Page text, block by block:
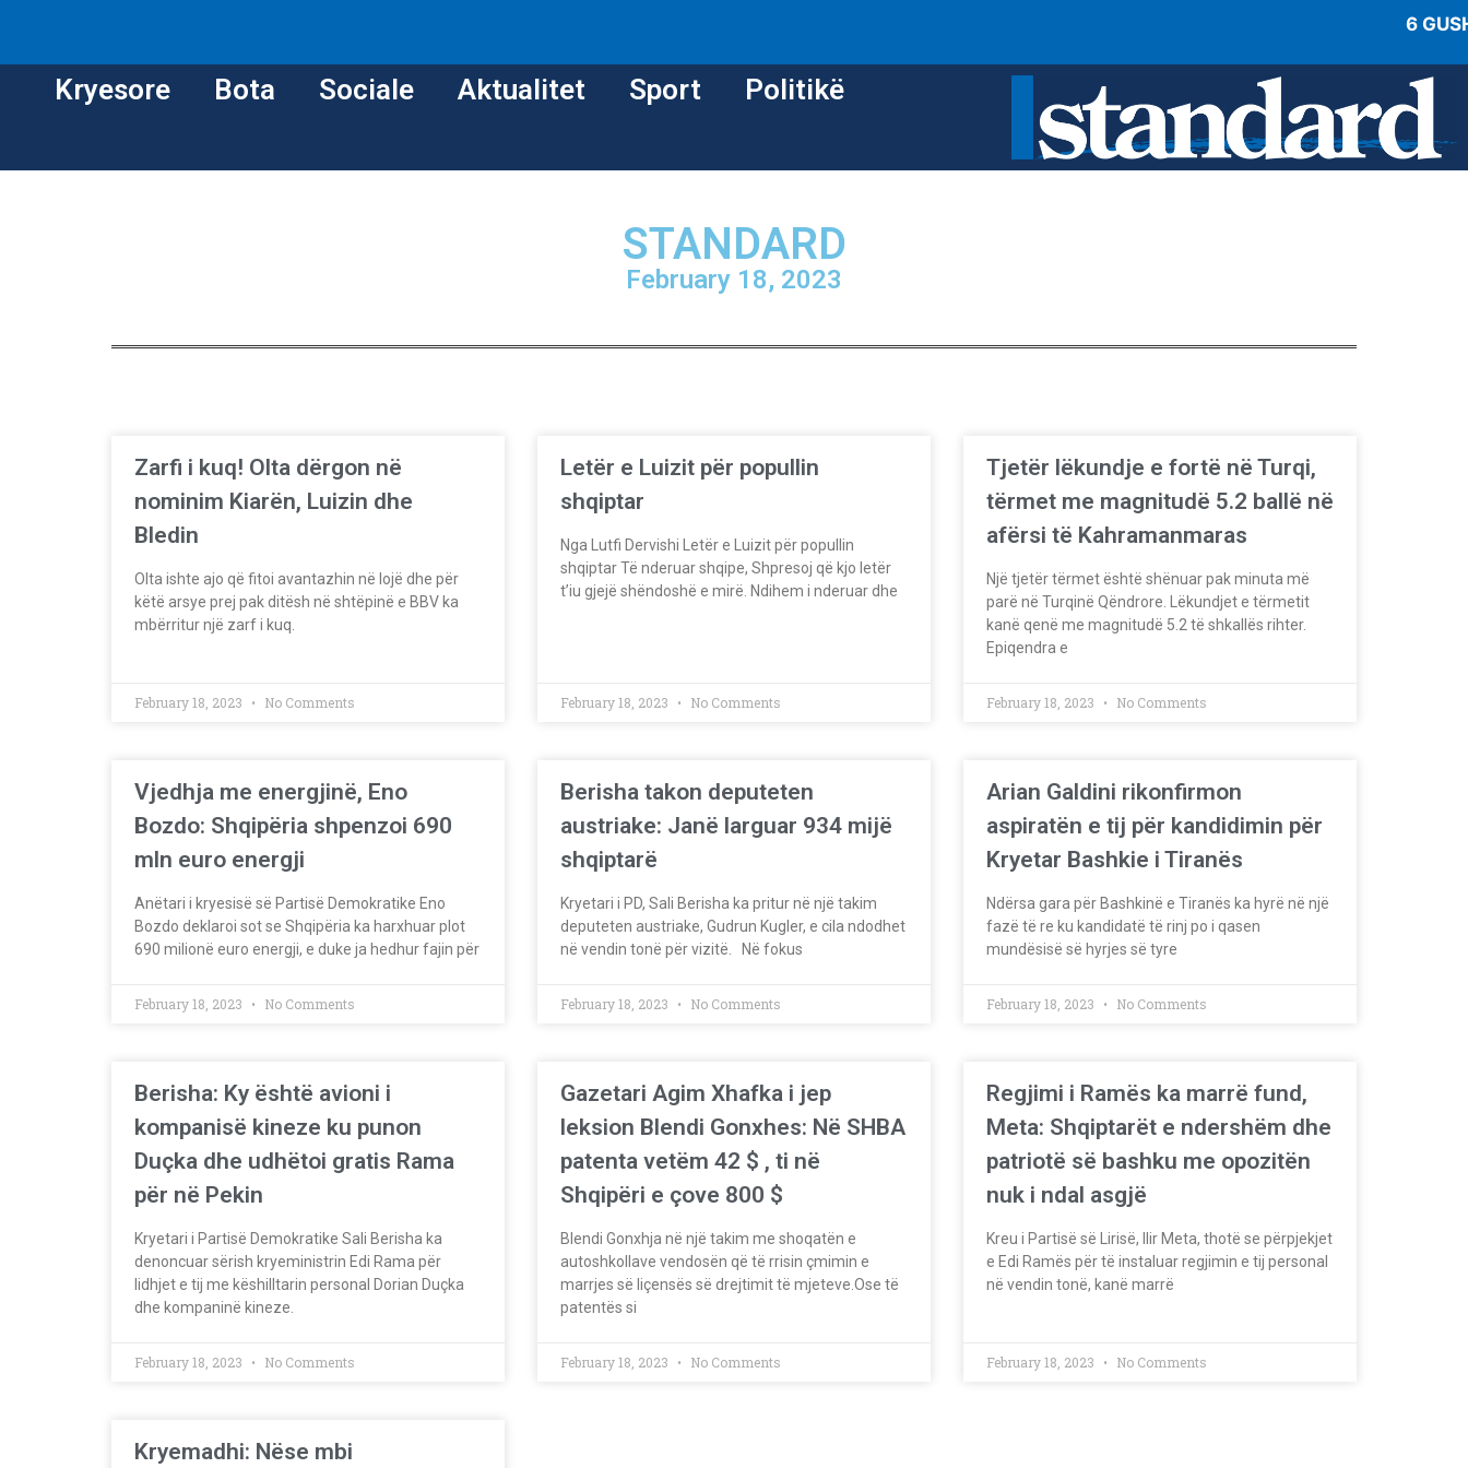
6
Kryesore Bota Sociale Aktualitet Sport Politikë
STANDARD
February 18, 2023
Zarfi i kuq! Olta dërgon në
nominim Kiarën, Luizin dhe
Bledin
Olta ishte ajo që fitoi avantazhin në lojë dhe për
këtë arsye prej pak ditësh në shtëpinë e BBV ka
mbërritur një zarf i kuq.
February 18, 2023 No Comments
Letër e Luizit për popullin
shqiptar
Nga Lutfi Dervishi Letër e Luizit për popullin
shqiptar Të nderuar shqipe, Shpresoj që kjo letër
t’iu gjejë shëndoshë e mirë. Ndihem i nderuar dhe
February 18, 2023 No Comments
Tjetër lëkundje e fortë në Turqi,
tërmet me magnitudë 5.2 ballë në
afërsi të Kahramanmaras
Një tjetër tërmet është shënuar pak minuta më
parë në Turqinë Qëndrore. Lëkundjet e tërmetit
kanë qenë me magnitudë 5.2 të shkallës rihter.
Epiqendra e
February 18, 2023 No Comments
Vjedhja me energjinë, Eno
Bozdo: Shqipëria shpenzoi 690
mln euro energji
Anëtari i kryesisë së Partisë Demokratike Eno
Bozdo deklaroi sot se Shqipëria ka harxhuar plot
690 milionë euro energji, e duke ja hedhur fajin për
February 18, 2023 No Comments
Berisha takon deputeten
austriake: Janë larguar 934 mijë
shqiptarë
Kryetari i PD, Sali Berisha ka pritur në një takim
deputeten austriake, Gudrun Kugler, e cila ndodhet
në vendin tonë për vizitë. Në fokus
February 18, 2023 No Comments
Arian Galdini rikonfirmon
aspiratën e tij për kandidimin për
Kryetar Bashkie i Tiranës
Ndërsa gara për Bashkinë e Tiranës ka hyrë në një
fazë të re ku kandidatë të rinj po i qasen
mundësisë së hyrjes së tyre
February 18, 2023 No Comments
Berisha: Ky është avioni i
kompanisë kineze ku punon
Duçka dhe udhëtoi gratis Rama
për në Pekin
Kryetari i Partisë Demokratike Sali Berisha ka
denoncuar sërish kryeministrin Edi Rama për
lidhjet e tij me këshilltarin personal Dorian Duçka
dhe kompaninë kineze.
February 18, 2023 No Comments
Gazetari Agim Xhafka i jep
leksion Blendi Gonxhes: Në SHBA
patenta vetëm 42 $ , ti në
Shqipëri e çove 800 $
Blendi Gonxhja në një takim me shoqatën e
autoshkollave vendosën që të rrisin çmimin e
marrjes së liçensës së drejtimit të mjeteve.Ose të
patentës si
February 18, 2023 No Comments
Regjimi i Ramës ka marrë fund,
Meta: Shqiptarët e ndershëm dhe
patriotë së bashku me opozitën
nuk i ndal asgjë
Kreu i Partisë së Lirisë, Ilir Meta, thotë se përpjekjet
e Edi Ramës për të instaluar regjimin e tij personal
në vendin tonë, kanë marrë
February 18, 2023 No Comments
Kryemadhi: Nëse mbi